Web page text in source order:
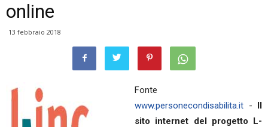
online
13 febbraio 2018
Fonte
www.personecondisabilita.it - Il
sito internet del progetto L-